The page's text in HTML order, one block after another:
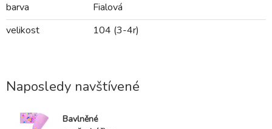
barva
Fialová
velikost
104 (3-4r)
Naposledy navštívené
Bavlněné